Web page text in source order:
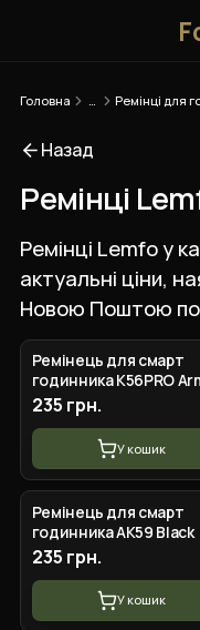
Головна
Назад
Ремінці
Ремінці Lemfo у
актуальні ціни,
Новою Поштою по
Ремінець для смарт
годинника K56PRO
Green
235 грн.
У кошик
Ремінець для смарт
годинника AK59 Black
235 грн.
У кошик